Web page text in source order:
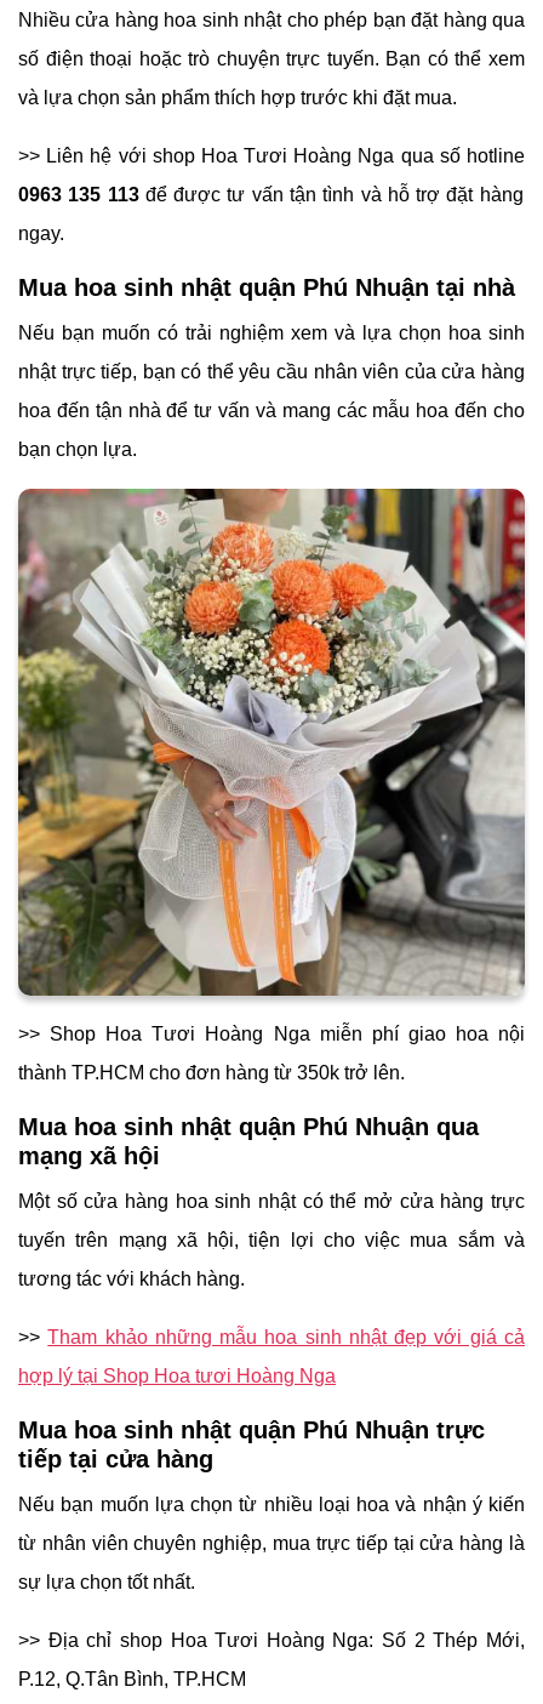
Nhiều cửa hàng hoa sinh nhật cho phép bạn đặt hàng qua
số điện thoại hoặc trò chuyện trực tuyến. Bạn có thể xem
và lựa chọn sản phẩm thích hợp trước khi đặt mua.
>> Liên hệ với shop Hoa Tươi Hoàng Nga qua số hotline
0963 135 113 để được tư vấn tận tình và hỗ trợ đặt hàng
ngay.
Mua hoa sinh nhật quận Phú Nhuận tại nhà
Nếu bạn muốn có trải nghiệm xem và lựa chọn hoa sinh
nhật trực tiếp, bạn có thể yêu cầu nhân viên của cửa hàng
hoa đến tận nhà để tư vấn và mang các mẫu hoa đến cho
bạn chọn lựa.
>> Shop Hoa Tươi Hoàng Nga miễn phí giao hoa nội
thành TP.HCM cho đơn hàng từ 350k trở lên.
Mua hoa sinh nhật quận Phú Nhuận qua
mạng xã hội
Một số cửa hàng hoa sinh nhật có thể mở cửa hàng trực
tuyến trên mạng xã hội, tiện lợi cho việc mua sắm và
tương tác với khách hàng.
>>Tham khảo những mẫu hoa sinh nhật đẹp với giá cả
hợp lý tại Shop Hoa tươi Hoàng Nga
Mua hoa sinh nhật quận Phú Nhuận trực
tiếp tại cửa hàng
Nếu bạn muốn lựa chọn từ nhiều loại hoa và nhận ý kiến
từ nhân viên chuyên nghiệp, mua trực tiếp tại cửa hàng là
sự lựa chọn tốt nhất.
>> Địa chỉ shop Hoa Tươi Hoàng Nga: Số 2 Thép Mới,
P.12, Q.Tân Bình, TP.HCM